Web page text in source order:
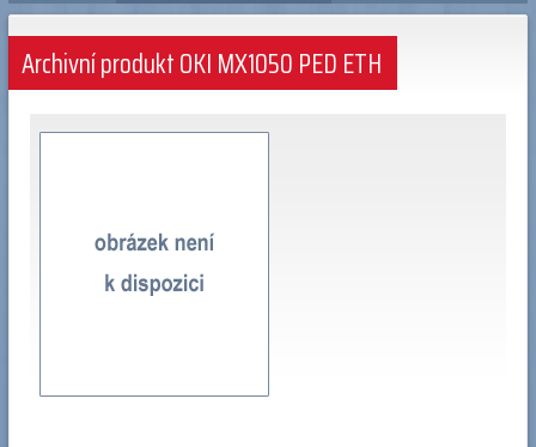
Archivní produkt OKI MX1050 PED ETH